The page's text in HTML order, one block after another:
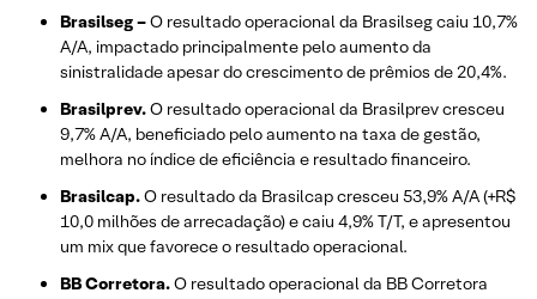
Brasilseg –O resultado operacional da Brasilseg caiu 10,7%
A/A, impactado principalmente pelo aumento da
sinistralidade apesar do crescimento de prêmios de 20,4%.
Brasilprev.O resultado operacional da Brasilprev cresceu
9,7% A/A, beneficiado pelo aumento na taxa de gestão,
melhora no índice de eficiência e resultado financeiro.
Brasilcap.O resultado da Brasilcap cresceu 53,9% A/A (+R$
10,0 milhões de arrecadação) e caiu 4,9% T/T, e apresentou
um mix que favorece o resultado operacional.
BB Corretora.O resultado operacional da BB Corretora